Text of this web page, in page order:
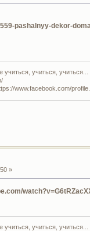
pashalnyy-dekor-
учиться, учиться...
www.facebook.com/
»
учиться, учиться...